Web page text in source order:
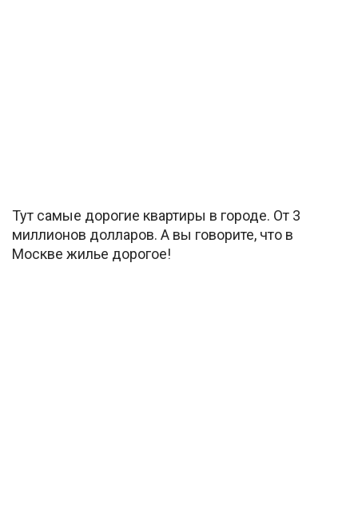
Тут самые дорогие квартиры в городе. От 3
миллионов долларов. А вы говорите, что в
Москве жилье дорогое!